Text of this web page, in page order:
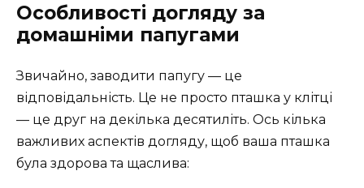
Особливості догляду за
домашніми папугами
Звичайно, заводити папугу — це
відповідальність. Це не просто пташка у клітці
— це друг на декілька десятиліть. Ось кілька
важливих аспектів догляду, щоб ваша пташка
була здорова та щаслива: